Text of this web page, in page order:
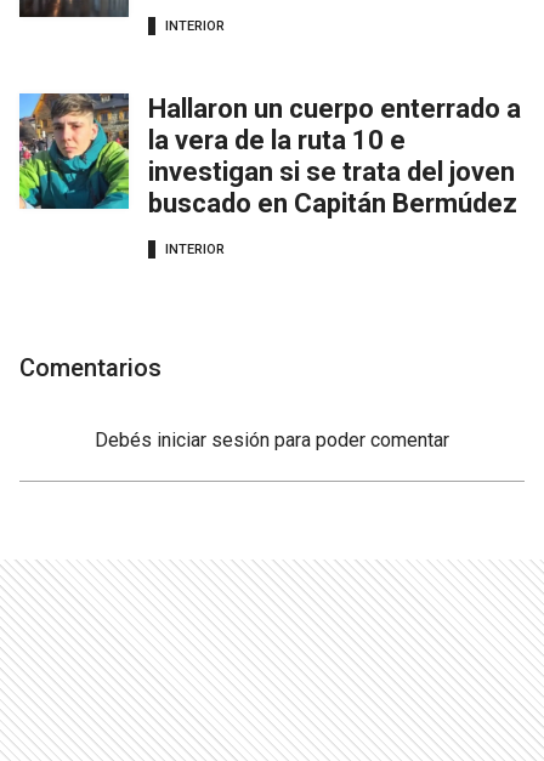
INTERIOR
Hallaron un cuerpo enterrado a
la vera de la ruta 10 e
investigan si se trata del joven
buscado en Capitán Bermúdez
INTERIOR
Comentarios
Debés iniciar sesión para poder comentar